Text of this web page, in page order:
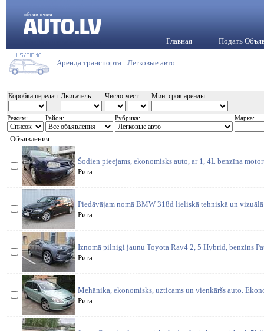
объявления
Главная Подать
Аренда транспорта : Легковые авто
Коробка передач:Двигатель:
Число мест:
-
Мин. срок аренды:
Режим: Район: Рубрика: Марка:
Объявления
Šodien pieejams, ekonomisks auto, ar 1, 4L benzīna
Рига
Piedāvājam nomā BMW 318d lieliskā tehniskā un
Рига
Iznomā pilnigi jaunu Toyota Rav4 2, 5 Hybrid, benzins
Рига
Mehānika, ekonomisks, uzticams un vienkāršs auto.
Рига